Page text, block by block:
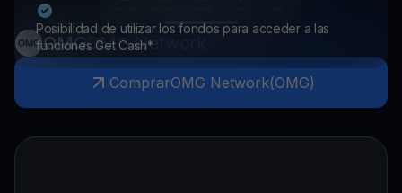
Posibilidad de utilizar los fondos para acceder a las
funciones Get Cash*
OMGOMG Network
ComprarOMG Network(OMG)